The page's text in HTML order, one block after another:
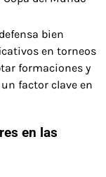
bien
en torneos
formaciones y
factor clave en
en las